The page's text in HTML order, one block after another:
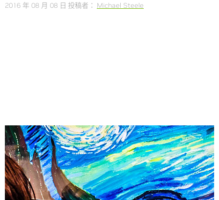
2016 年 08 月 08 日 投稿者： Michael Steele
Share